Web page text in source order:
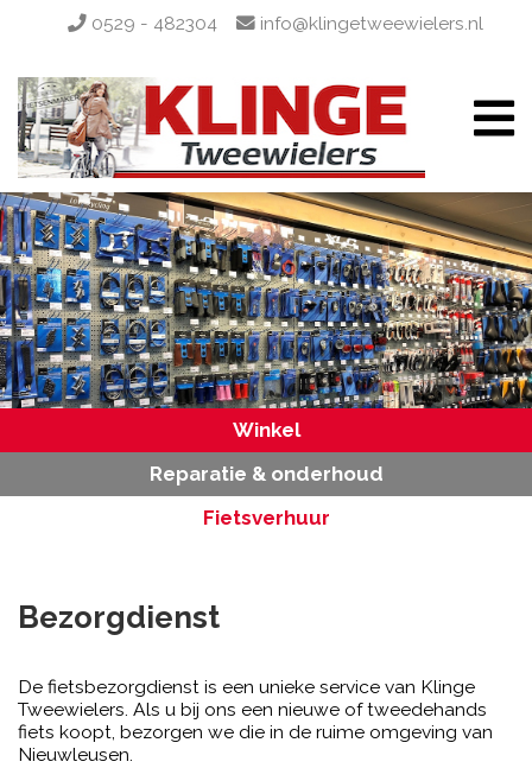
0529 - 482304 info@klingetweewielers.nl
Winkel
Reparatie & onderhoud
Fietsverhuur
Bezorgdienst
De fietsbezorgdienst is een unieke service van Klinge
Tweewielers. Als u bij ons een nieuwe of tweedehands
fiets koopt, bezorgen we die in de ruime omgeving van
Nieuwleusen.